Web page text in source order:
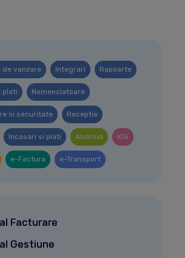
de vanzare Integrari Rapoarte
plati Nomenclatoare
si securitate Receptie
Incasari si plati Android iOS
e-Factura e-Transport
Facturare
Gestiune